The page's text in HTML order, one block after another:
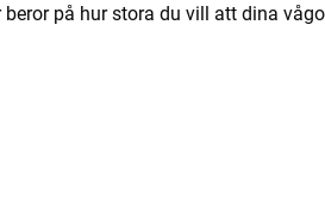
på hur stora du vill att dina